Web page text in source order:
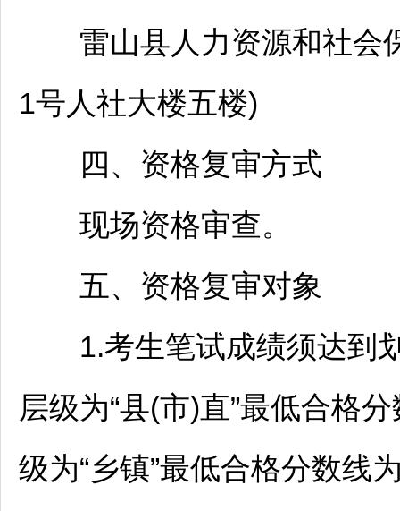
雷山县人力资源和社会
1号人社大楼五楼)
四、资格复审方式
现场资格审查。
五、资格复审对象
1.考生笔试成绩须达到
层级为“县(市)直”最低合格
级为“乡镇”最低合格分数线